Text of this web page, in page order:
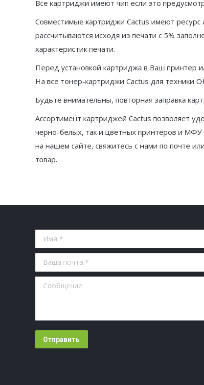
Все картриджи имеют чип если это
Совместимые картриджи Cactus имеют
рассчитываются исходя из печати с 5%
характеристик печати.
Перед установкой картриджа в Ваш принтер
На все тонер-картриджи Cactus для техники
Будьте внимательны, повторная заправка
Ассортимент картриджей Cactus позволяет
черно-белых, так и цветных принтеров и МФУ
на нашем сайте, свяжитесь с нами по почте
товар.
Имя *
Ваша почта *
Сообщение
Отправить